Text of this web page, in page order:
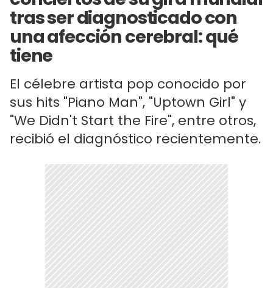
tras ser diagnosticado con
una afección cerebral: qué
tiene
El célebre artista pop conocido por
sus hits "Piano Man", "Uptown Girl" y
"We Didn't Start the Fire", entre otros,
recibió el diagnóstico recientemente.